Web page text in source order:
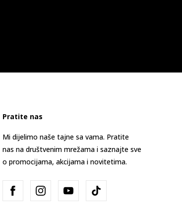
Pratite nas
Mi dijelimo naše tajne sa vama. Pratite
nas na društvenim mrežama i saznajte sve
o promocijama, akcijama i novitetima.